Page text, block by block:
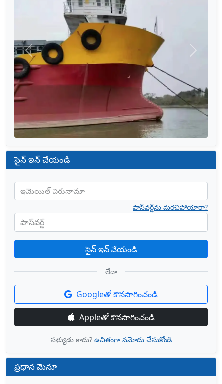
మునుపటిది తరువాత
సైన్ ఇన్ చేయండి
ఇమెయిల్ చిరునామా
పాస్‌వర్డ్
పాస్‌వర్డ్‌ను మరచిపోయారా?
సైన్ ఇన్ చేయండి
లేదా
Googleతో కొనసాగించండి
Appleతో కొనసాగించండి
సభ్యుడు కాదు? ఉచితంగా నమోదు చేసుకోండి
ప్రధాన మెనూ